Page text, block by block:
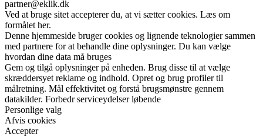
partner@eklik.dk
Ved at bruge sitet accepterer du, at vi sætter cookies. Læs om
formålet her.
Denne hjemmeside bruger cookies og lignende teknologier sammen
med partnere for at behandle dine oplysninger. Du kan vælge
hvordan dine data må bruges
Gem og tilgå oplysninger på enheden. Brug disse til at vælge
skræddersyet reklame og indhold. Opret og brug profiler til
målretning. Mål effektivitet og forstå brugsmønstre gennem
datakilder. Forbedr serviceydelser løbende
Personlige valg
Afvis cookies
Accepter